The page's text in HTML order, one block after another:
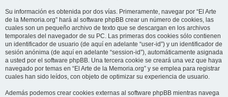
Su información es obtenida por dos vías. Primeramente, navegar por “El Arte
de la Memoria.org” hará al software phpBB crear un número de cookies, las
cuales son un pequeño archivo de texto que se descargan en los archivos
temporales del navegador de su PC. Las primeras dos cookies sólo contienen
un identificador de usuario (de aquí en adelante “user-id”) y un identificador de
sesión anónima (de aquí en adelante “session-id”), automáticamente asignada
a usted por el software phpBB. Una tercera cookie se creará una vez que haya
navegado por temas en “El Arte de la Memoria.org” y se emplea para registrar
cuales han sido leídos, con objeto de optimizar su experiencia de usuario.
Además podemos crear cookies externas al software phpBB mientras navega